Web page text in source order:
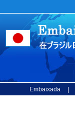
Embaixada |